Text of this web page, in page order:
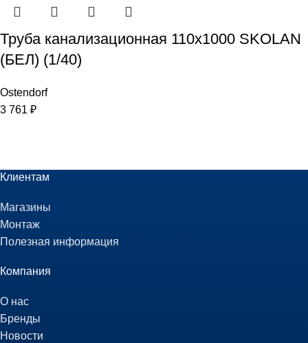
Труба канализационная 110х1000 SKOLAN
(БЕЛ) (1/40)
Ostendorf
3 761 ₽
Клиентам
Магазины
Монтаж
Полезная информация
Компания
О нас
Бренды
Новости